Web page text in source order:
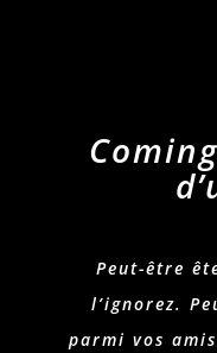
Peut-être
l’ignorez.
parmi vos